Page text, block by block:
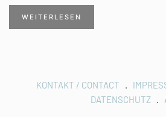
WEITERLESEN
KONTAKT / CONTACT .
DATENSCHUTZ.